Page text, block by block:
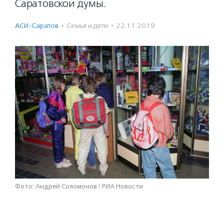
Саратовской думы.
АСИ-Саратов · Семья и дети · 22.11.2019
Фото: Андрей Соломонов / РИА Новости